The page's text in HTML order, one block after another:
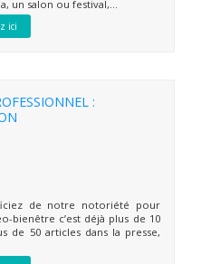
un salon ou festival,...
ici
:
de notre notoriété pour
bienêtre c’est déjà plus de 10
de 50 articles dans la presse,